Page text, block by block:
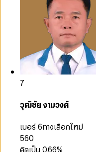
7
วุฒิชัย งามวงศ์
เบอร์ 6ทางเลือกใหม่
560